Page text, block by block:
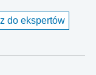
do ekspertów